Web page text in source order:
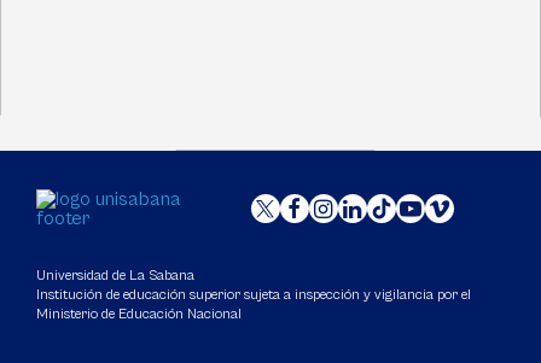
Universidad de La Sabana
Institución de educación superior sujeta a inspección y vigilancia por el
Ministerio de Educación Nacional